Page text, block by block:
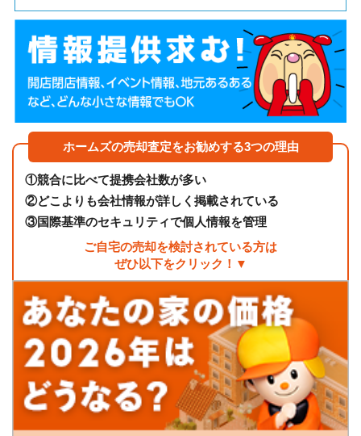
ホームズの売却査定をお勧めする3つの理由
①競合に比べて提携会社数が多い
②どこよりも会社情報が詳しく掲載されている
③国際基準のセキュリティで個人情報を管理
ご自宅の売却を検討されている方は
ぜひ以下をクリック！▼